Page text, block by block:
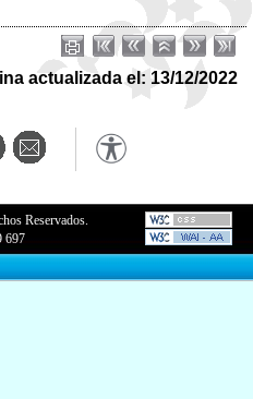
actualizada el: 13/12/2022
Reservados.
697